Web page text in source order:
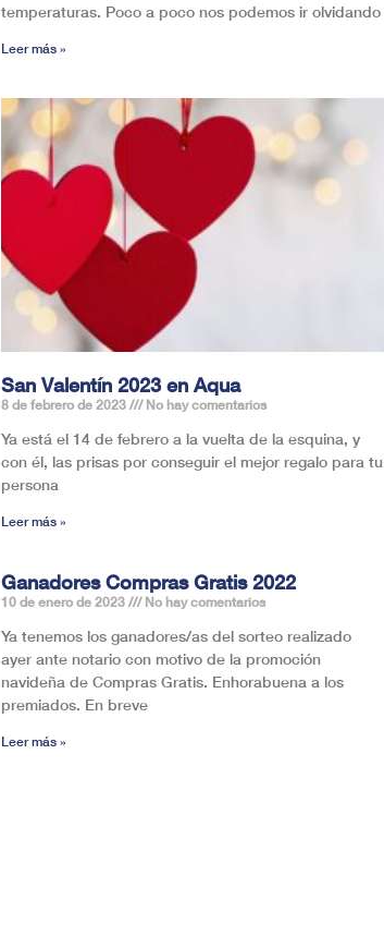
temperaturas. Poco a poco nos podemos ir olvidando
Leer más »
San Valentín 2023 en Aqua
8 de febrero de 2023 No hay comentarios
Ya está el 14 de febrero a la vuelta de la esquina, y
con él, las prisas por conseguir el mejor regalo para tu
persona
Leer más »
Ganadores Compras Gratis 2022
10 de enero de 2023 No hay comentarios
Ya tenemos los ganadores/as del sorteo realizado
ayer ante notario con motivo de la promoción
navideña de Compras Gratis. Enhorabuena a los
premiados. En breve
Leer más »